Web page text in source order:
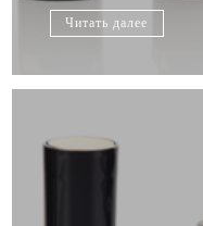
Читать далее